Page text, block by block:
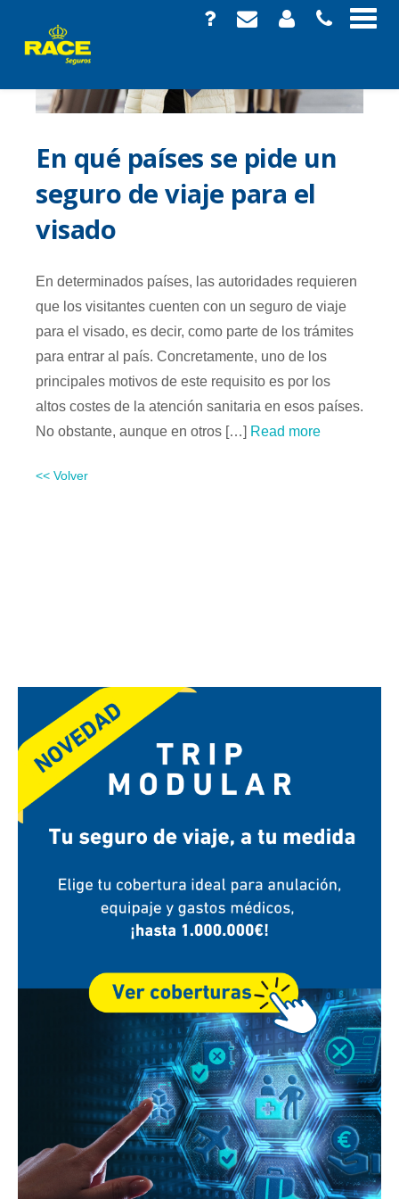
En qué países se pide un
seguro de viaje para el
visado
En determinados países, las autoridades requieren
que los visitantes cuenten con un seguro de viaje
para el visado, es decir, como parte de los trámites
para entrar al país. Concretamente, uno de los
principales motivos de este requisito es por los
altos costes de la atención sanitaria en esos países.
No obstante, aunque en otros […] Read more
<< Volver